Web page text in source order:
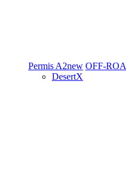
Permis A2new OFF-
DesertX